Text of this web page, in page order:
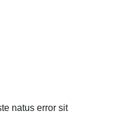
natus error sit